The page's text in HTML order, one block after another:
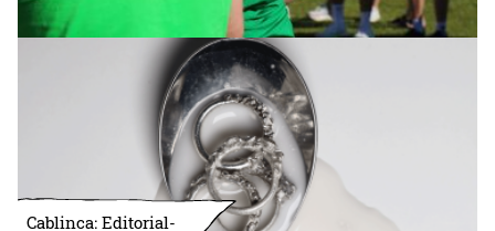
Cablinca: Editorial-